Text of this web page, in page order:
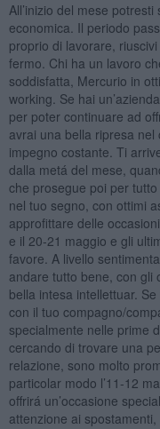
All’inizio del mese
economica. Il periodo
proprio di lavorare,
fermo. Chi ha un lavoro
soddisfatta, Mercurio in
working. Se hai
per poter continuare ad
avrai una bella ripresa
impegno costante. Ti
dalla metá del mese,
che prosegue poi per
nel tuo segno, con ottimi
approfittare delle
e il 20-21 maggio e gli
favore. A livello
andare tutto bene, con gli
bella intesa intellettuar.
con il tuo compagno/
specialmente nelle prime
cercando di trovare una
relazione, sono molto
particolar modo l’11-12
offrirá un’occasione
attenzione ai